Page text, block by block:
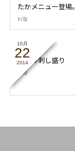
たかメニュー登場。
料理
10月
22
2014
本日の刺し盛り
料理